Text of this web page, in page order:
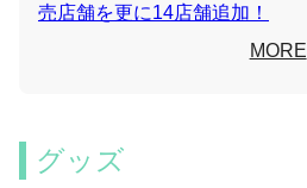
売店舗を更に14店舗追加！
MORE
グッズ